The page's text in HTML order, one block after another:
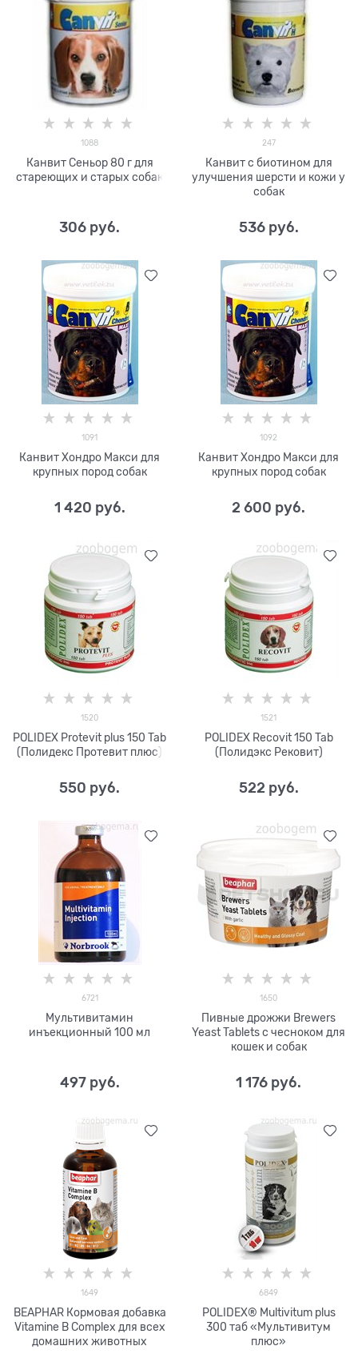
1088
Канвит Сеньор 80 г для
стареющих и старых собак
306 руб.
247
Канвит с биотином для
улучшения шерсти и кожи у
собак
536 руб.
1091
Канвит Хондро Макси для
крупных пород собак
1 420 руб.
1092
Канвит Хондро Макси для
крупных пород собак
2 600 руб.
1520
POLIDEX Protevit plus 150 Tab
(Полидекс Протевит плюс)
550 руб.
1521
POLIDEX Recovit 150 Tab
(Полидэкс Рековит)
522 руб.
6721
Мультивитамин
инъекционный 100 мл
497 руб.
1650
Пивные дрожжи Brewers
Yeast Tablets с чесноком для
кошек и собак
1 176 руб.
1649
BEAPHAR Кормовая добавка
Vitamine B Complex для всех
домашних животных
6849
POLIDEX® Multivitum plus
300 таб «Мультивитум
плюс»